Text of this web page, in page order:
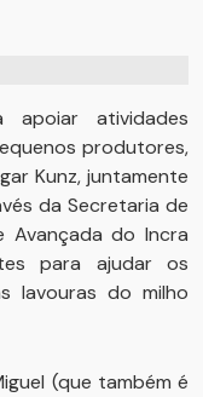
apoiar atividades
produtores,
Kunz, juntamente
da Secretaria de
Avançada do Incra
para ajudar os
lavouras do milho
(que também é